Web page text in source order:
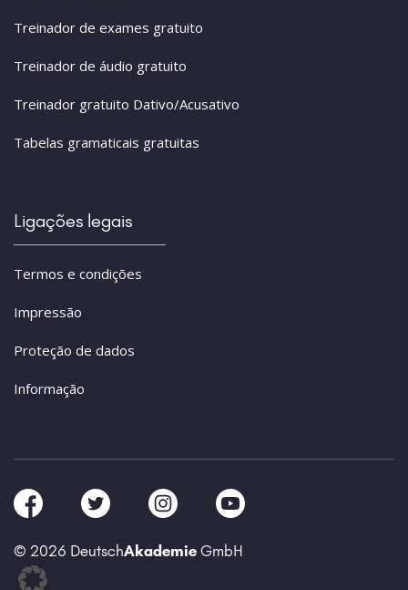
Treinador de exames gratuito
Treinador de áudio gratuito
Treinador gratuito Dativo/Acusativo
Tabelas gramaticais gratuitas
Ligações legais
Termos e condições
Impressão
Proteção de dados
Informação
© 2026 DeutschAkademie GmbH